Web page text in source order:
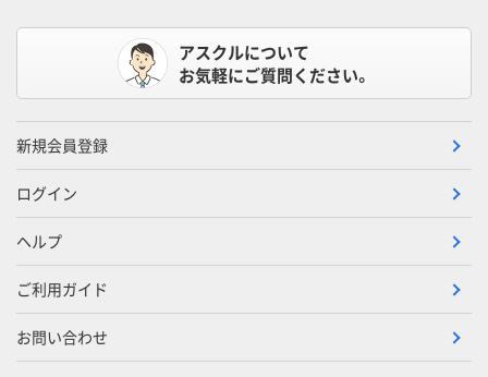
アスクルについて
お気軽にご質問ください。
新規会員登録
ログイン
ヘルプ
ご利用ガイド
お問い合わせ